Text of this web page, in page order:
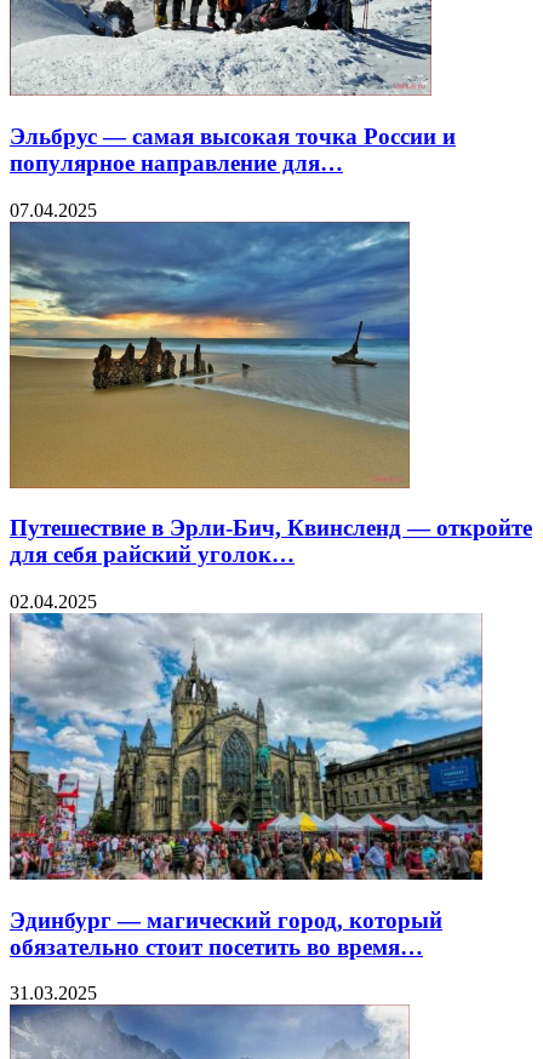
Эльбрус — самая высокая точка России и
популярное направление для…
07.04.2025
Путешествие в Эрли-Бич, Квинсленд — откройте
для себя райский уголок…
02.04.2025
Эдинбург — магический город, который
обязательно стоит посетить во время…
31.03.2025